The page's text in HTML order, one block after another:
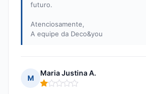
futuro.
Atenciosamente,
A equipe da Deco&you
M
Maria Justina A.
Nota: 1 em 5